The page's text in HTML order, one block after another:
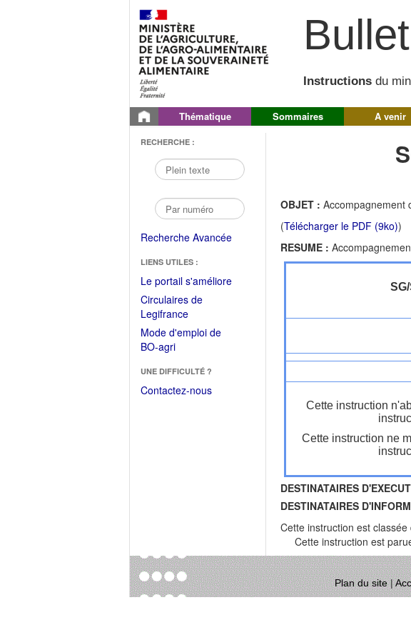
Instructions du
Thématique Sommaires A venir
RECHERCHE :
Recherche Avancée
LIENS UTILES :
Le portail s'améliore(Fichier
Circulaires de
Legifrance(Ouvrir
dans
une
fenêtre)
Mode d'emploi de
BO-agri(Ouvrir
une
nouvelle
UNE DIFFICULTÉ ?
Contactez-nous
OBJET : Accompagnement
(Télécharger le PDF (9ko))
RESUME :
Cette instruction
Cette instruction ne
DESTINATAIRES
DESTINATAIRES
Cette instruction est
Cette instruction est
Plan du site|